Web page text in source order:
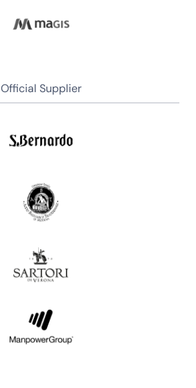
Official Supplier